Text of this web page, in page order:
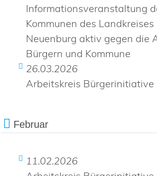
Informationsveranstaltung
Kommunen des Landkreises
Neuenburg aktiv gegen die
Bürgern und Kommune
26.03.2026
Arbeitskreis
Februar
11.02.2026